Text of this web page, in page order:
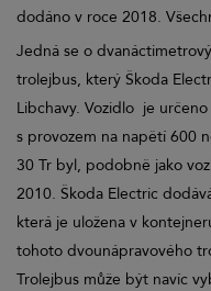
dodáno v roce 2018.
Jedná se o
trolejbus, který Škoda
Libchavy. Vozidlo je
s provozem na napětí 600
30 Tr byl, podobně jako
2010. Škoda Electric
která je uložena v
tohoto dvounápravového
Trolejbus může být navíc